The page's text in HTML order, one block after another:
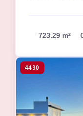
723.29 m²
4430